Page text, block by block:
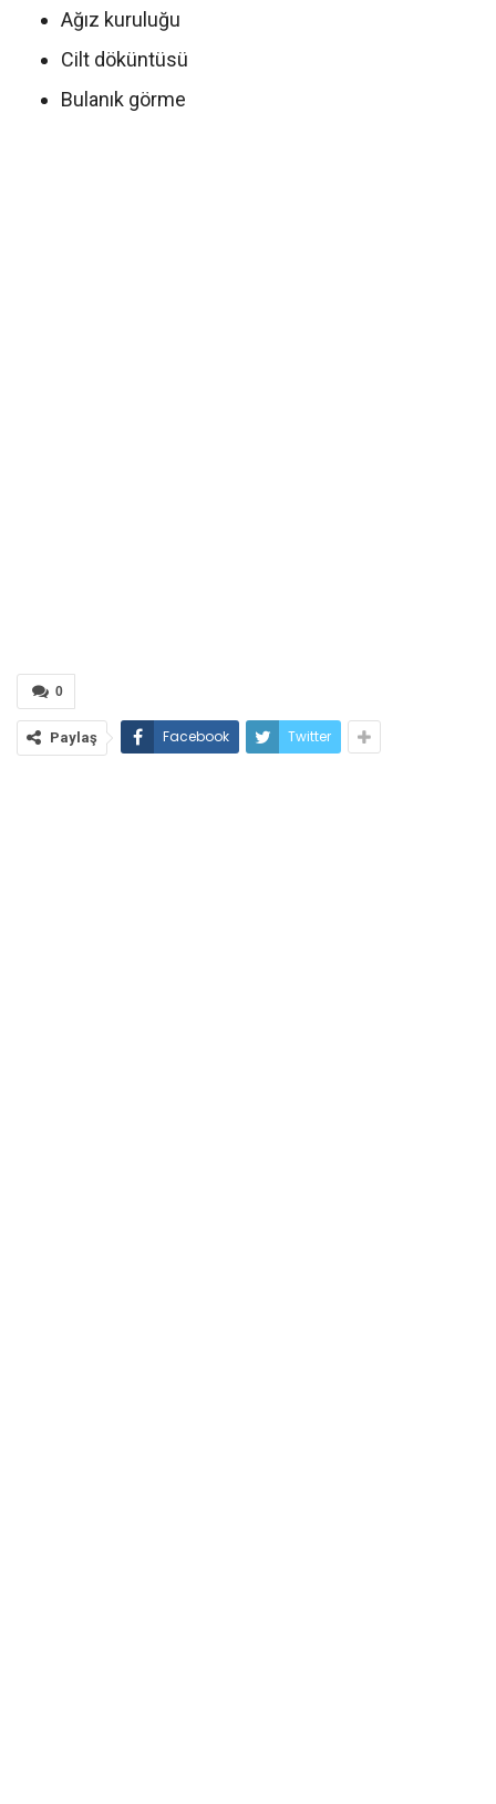
Ağız kuruluğu
Cilt döküntüsü
Bulanık görme
0
Paylaş Facebook Twitter